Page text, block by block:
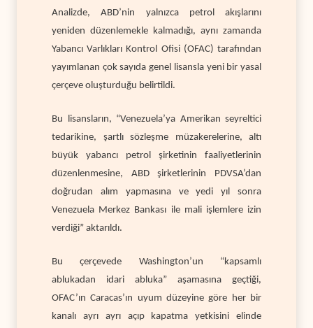
Analizde, ABD’nin yalnızca petrol akışlarını
yeniden düzenlemekle kalmadığı, aynı zamanda
Yabancı Varlıkları Kontrol Ofisi (OFAC) tarafından
yayımlanan çok sayıda genel lisansla yeni bir yasal
çerçeve oluşturduğu belirtildi.
Bu lisansların, “Venezuela’ya Amerikan seyreltici
tedarikine, şartlı sözleşme müzakerelerine, altı
büyük yabancı petrol şirketinin faaliyetlerinin
düzenlenmesine, ABD şirketlerinin PDVSA’dan
doğrudan alım yapmasına ve yedi yıl sonra
Venezuela Merkez Bankası ile mali işlemlere izin
verdiği” aktarıldı.
Bu çerçevede Washington’un “kapsamlı
ablukadan idari abluka” aşamasına geçtiği,
OFAC’ın Caracas’ın uyum düzeyine göre her bir
kanalı ayrı ayrı açıp kapatma yetkisini elinde